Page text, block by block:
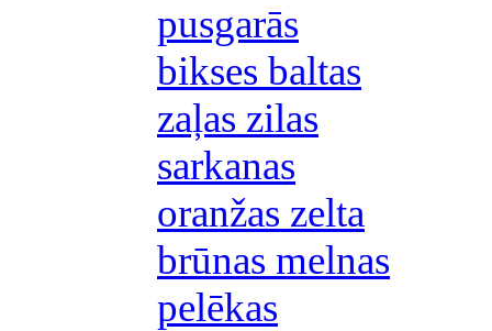
pusgarās
bikses baltas
zaļas zilas
sarkanas
oranžas zelta
brūnas melnas
pelēkas